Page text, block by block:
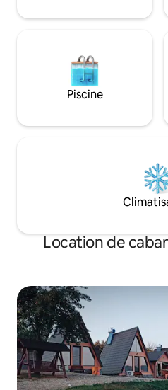
frais.
Piscine
Location de